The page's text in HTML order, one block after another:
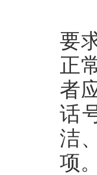
要
正
者
话
洁
项